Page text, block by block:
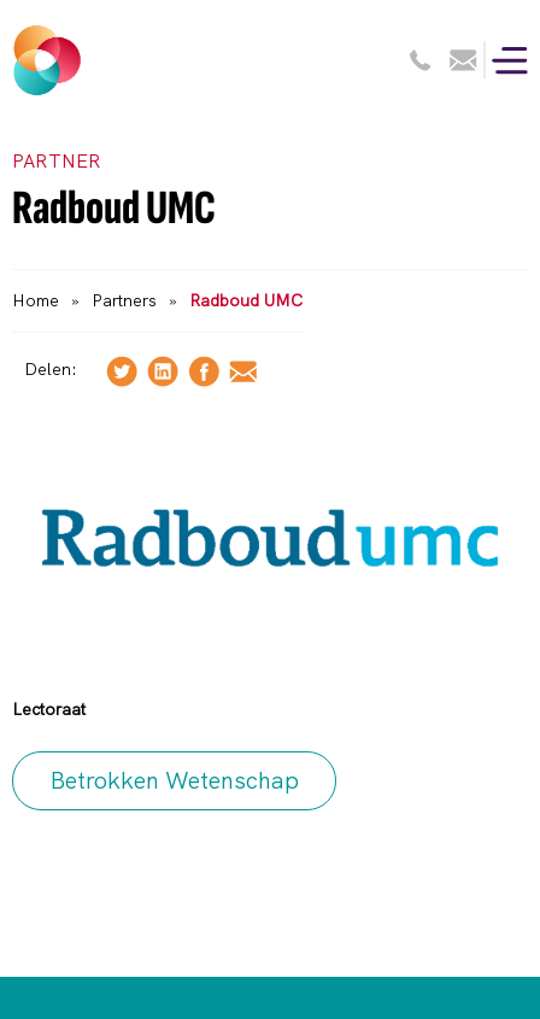
PARTNER
Radboud UMC
Home » Partners » Radboud UMC
Delen:
Lectoraat
Betrokken Wetenschap